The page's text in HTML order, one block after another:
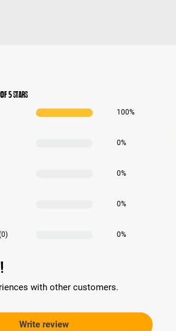
of 5 Stars
5 stars
100%
0%
0%
0%
0%
with other customers.
Write review